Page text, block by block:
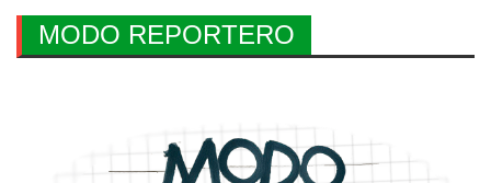
MODO REPORTERO